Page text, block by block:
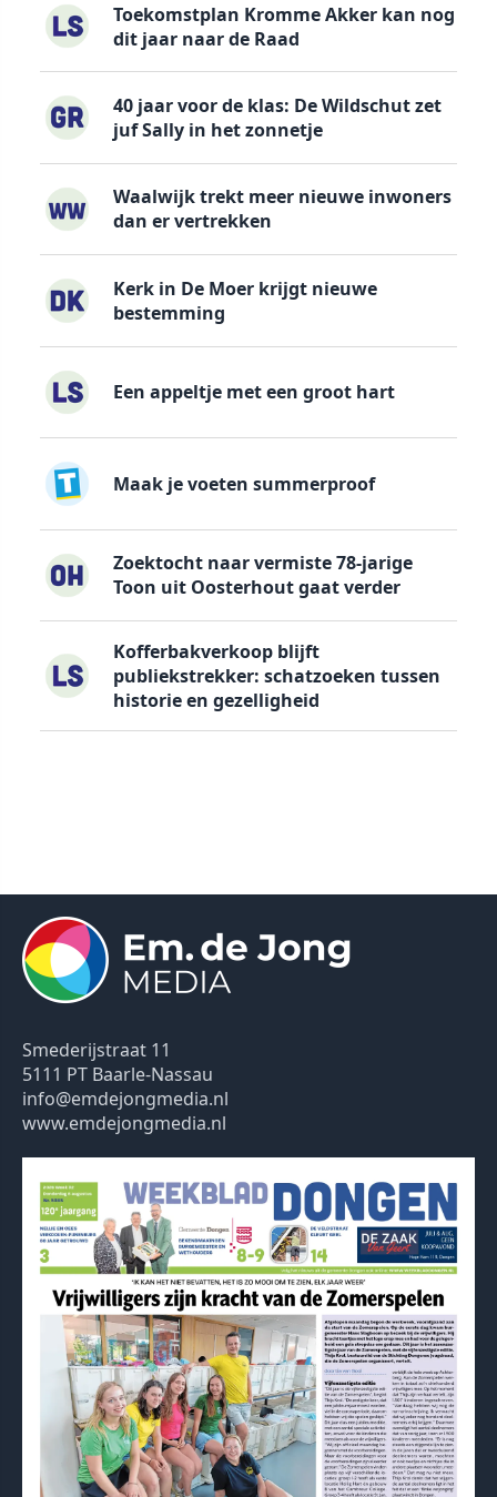
Toekomstplan Kromme Akker kan nog
dit jaar naar de Raad
40 jaar voor de klas: De Wildschut zet
juf Sally in het zonnetje
Waalwijk trekt meer nieuwe inwoners
dan er vertrekken
Kerk in De Moer krijgt nieuwe
bestemming
Een appeltje met een groot hart
Maak je voeten summerproof
Zoektocht naar vermiste 78-jarige
Toon uit Oosterhout gaat verder
Kofferbakverkoop blijft
publiekstrekker: schatzoeken tussen
historie en gezelligheid
Smederijstraat 11
5111 PT Baarle-Nassau
info@emdejongmedia.nl
www.emdejongmedia.nl